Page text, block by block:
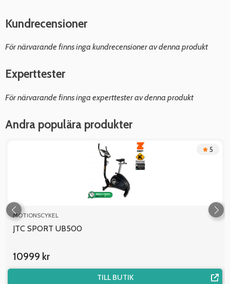
Kundrecensioner
För närvarande finns inga kundrecensioner av denna produkt
Experttester
För närvarande finns inga experttester av denna produkt
Andra populära produkter
5
MOTIONSCYKEL
JTC SPORT UB500
10999 kr
TILL BUTIK